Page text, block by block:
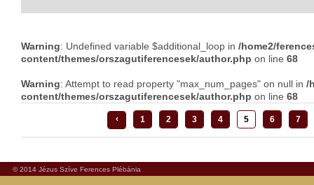
Warning: Undefined variable $additional_loop in /home2/
content/themes/orszagutiferencesek/author.php on line 68
Warning: Attempt to read property "max_num_pages" on null in /
content/themes/orszagutiferencesek/author.php on line 68
‹ 1 2 3 4 5 6 7
© 2014 Jézus Szíve Ferences Plébánia